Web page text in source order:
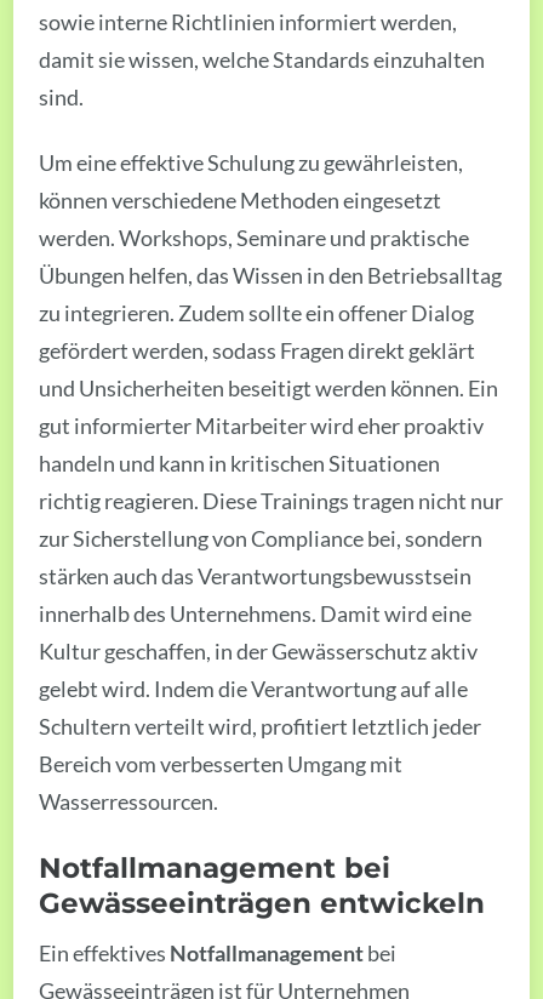
sowie interne Richtlinien informiert werden,
damit sie wissen, welche Standards einzuhalten
sind.
Um eine effektive Schulung zu gewährleisten,
können verschiedene Methoden eingesetzt
werden. Workshops, Seminare und praktische
Übungen helfen, das Wissen in den Betriebsalltag
zu integrieren. Zudem sollte ein offener Dialog
gefördert werden, sodass Fragen direkt geklärt
und Unsicherheiten beseitigt werden können. Ein
gut informierter Mitarbeiter wird eher proaktiv
handeln und kann in kritischen Situationen
richtig reagieren. Diese Trainings tragen nicht nur
zur Sicherstellung von Compliance bei, sondern
stärken auch das Verantwortungsbewusstsein
innerhalb des Unternehmens. Damit wird eine
Kultur geschaffen, in der Gewässerschutz aktiv
gelebt wird. Indem die Verantwortung auf alle
Schultern verteilt wird, profitiert letztlich jeder
Bereich vom verbesserten Umgang mit
Wasserressourcen.
Notfallmanagement bei
Gewässeeinträgen entwickeln
Ein effektives Notfallmanagementbei
Gewässeeinträgen ist für Unternehmen